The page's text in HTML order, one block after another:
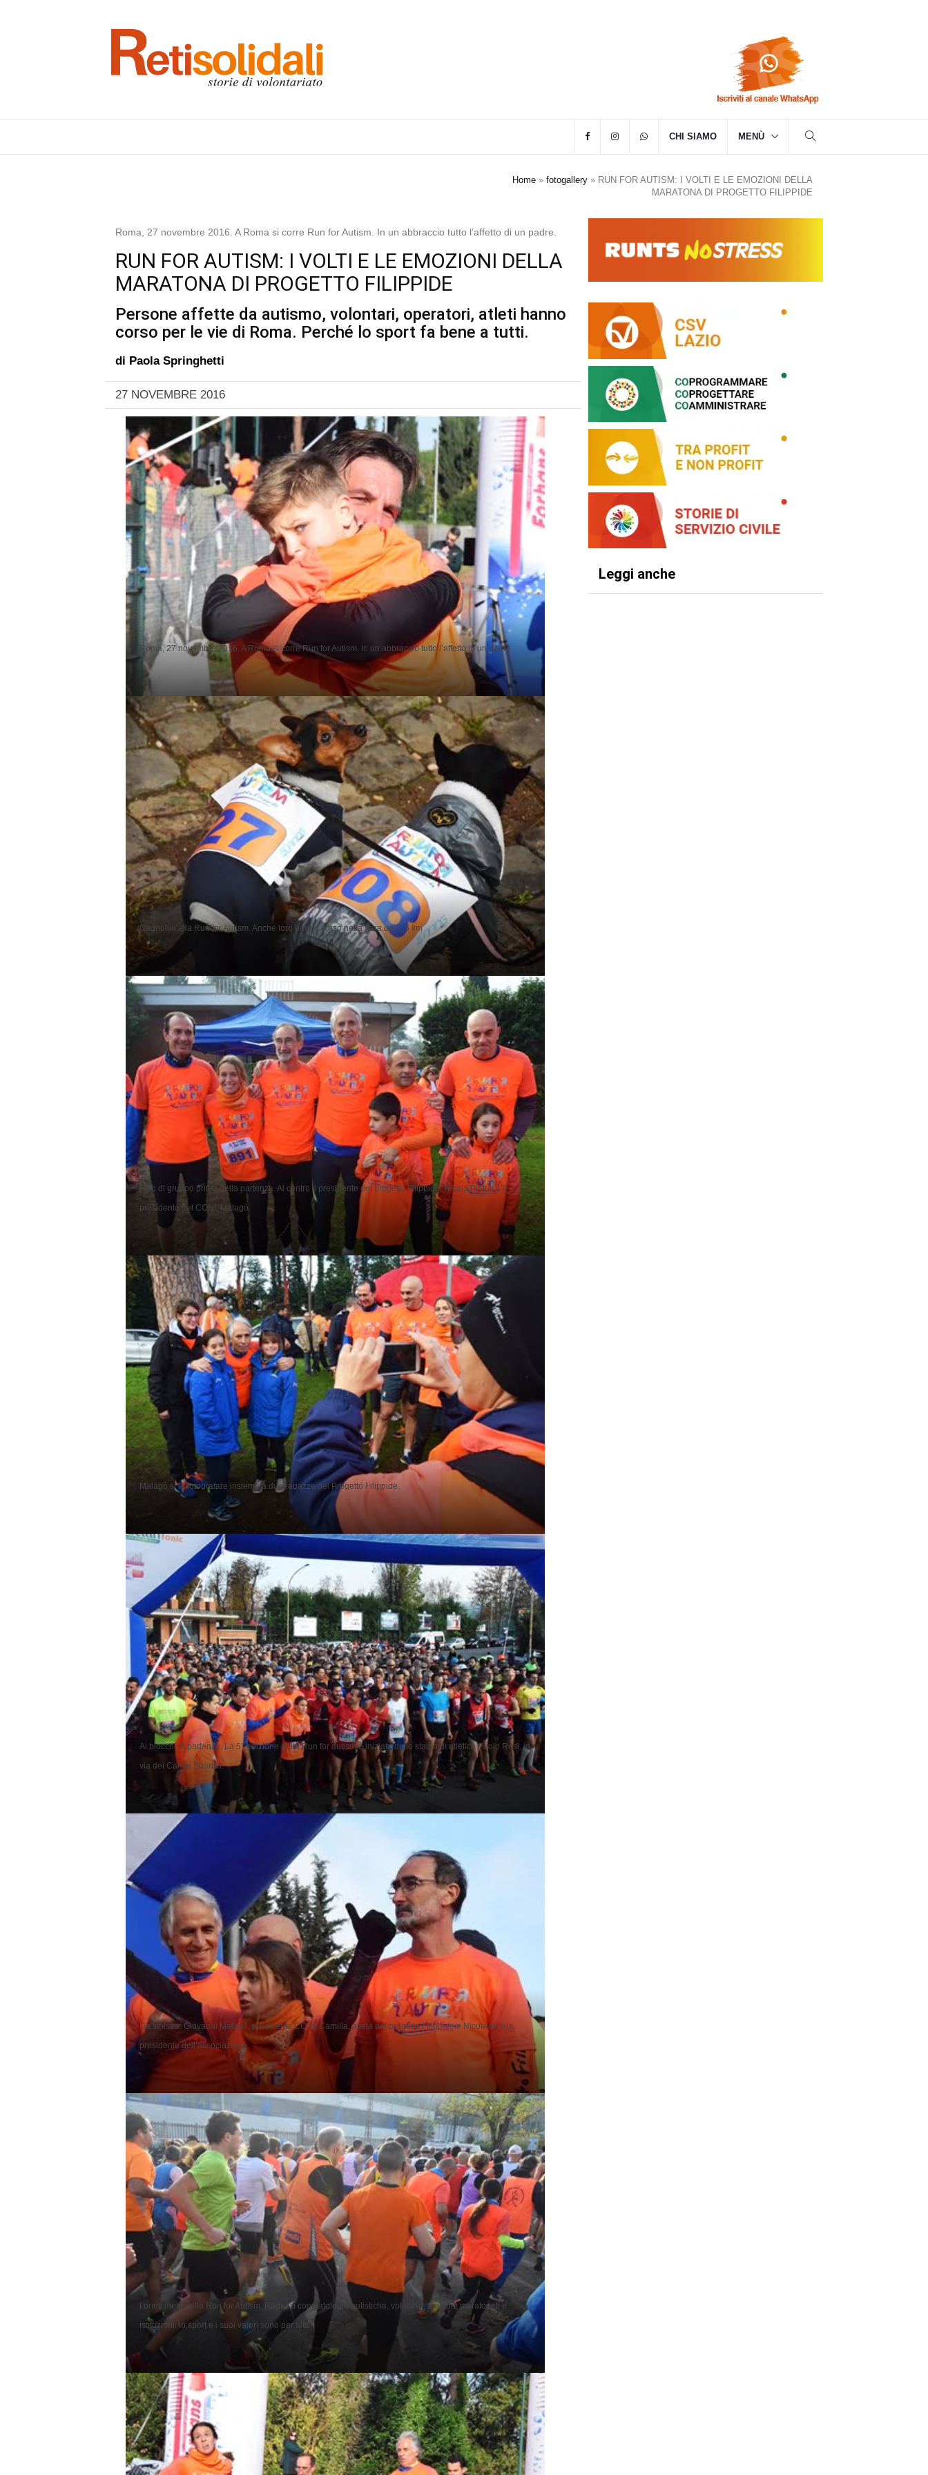
CHI SIAMO MENÙ
Home » fotogallery » RUN FOR AUTISM: I VOLTI E LE EMOZIONI DELLA
MARATONA DI PROGETTO FILIPPIDE
Roma, 27 novembre 2016. A Roma si corre Run for Autism. In un abbraccio tutto l’affetto di un padre.
RUN FOR AUTISM: I VOLTI E LE EMOZIONI DELLA
MARATONA DI PROGETTO FILIPPIDE
Persone affette da autismo, volontari, operatori, atleti hanno
corso per le vie di Roma. Perché lo sport fa bene a tutti.
di Paola Springhetti
27 NOVEMBRE 2016
Roma, 27 novembre 2016. A Roma si corre Run for Autism. In un abbraccio tutto l’affetto di un padre.
Cagnolini alla Run for Autism. Anche loro hanno corso nella gara dei 2,5 km
Foto di gruppo prima della partenza. Al centro il presidente del progetto Filippide, Nicola Pintus e il
presidente del CONI, Malagò.
Malagò si fa fotografare insieme a due ragazze del Progetto Filippide.
Ai blocchi di partenza. La 5° edizione della Run for autism è iniziata dallo stadio di atletica Paolo Rosi, in
via dei Campi Sportivi.
Da sinistra: Giovanni Malagò, presidente CONI, Camilla, atleta del progetto Filippide e Nicola Pintus,
presidente dell’associazione.
I primi metri della Run for Autism. Ragazzi con patologie autistiche, volontari, amatori, maratoneti e
istituzioni: lo sport e i suoi valori sono per tutti.
Leggi anche